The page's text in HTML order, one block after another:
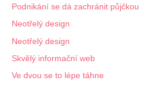
Podnikání se dá zachránit půjčkou
Neotřelý design
Neotřelý design
Skvělý informační web
Ve dvou se to lépe táhne